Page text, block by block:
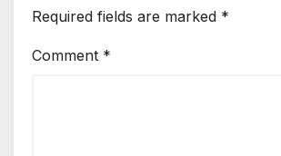
Required fields are marked *
Comment *